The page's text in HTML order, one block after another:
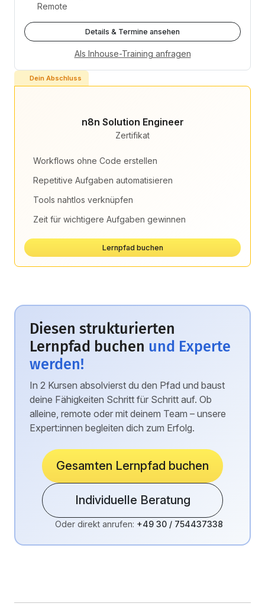
Remote
Details & Termine ansehen
Als Inhouse-Training anfragen
Dein Abschluss
n8n Solution Engineer
Zertifikat
Workflows ohne Code erstellen
Repetitive Aufgaben automatisieren
Tools nahtlos verknüpfen
Zeit für wichtigere Aufgaben gewinnen
Lernpfad buchen
Diesen strukturierten
Lernpfad buchen und Experte
werden!
In 2 Kursen absolvierst du den Pfad und baust
deine Fähigkeiten Schritt für Schritt auf. Ob
alleine, remote oder mit deinem Team – unsere
Expert:innen begleiten dich zum Erfolg.
Gesamten Lernpfad buchen
Individuelle Beratung
Oder direkt anrufen: +49 30 / 754437338